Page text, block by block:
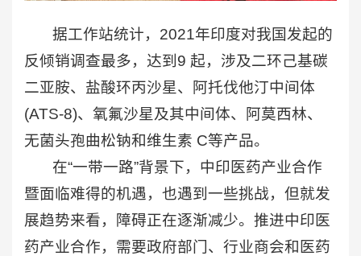
据工作站统计，2021年印度对我国发起的
反倾销调查最多，达到9 起，涉及二环己基碳
二亚胺、盐酸环丙沙星、阿托伐他汀中间体
(ATS-8)、氧氟沙星及其中间体、阿莫西林、
无菌头孢曲松钠和维生素 C等产品。
在“一带一路”背景下，中印医药产业合作
暨面临难得的机遇，也遇到一些挑战，但就发
展趋势来看，障碍正在逐渐减少。推进中印医
药产业合作，需要政府部门、行业商会和医药